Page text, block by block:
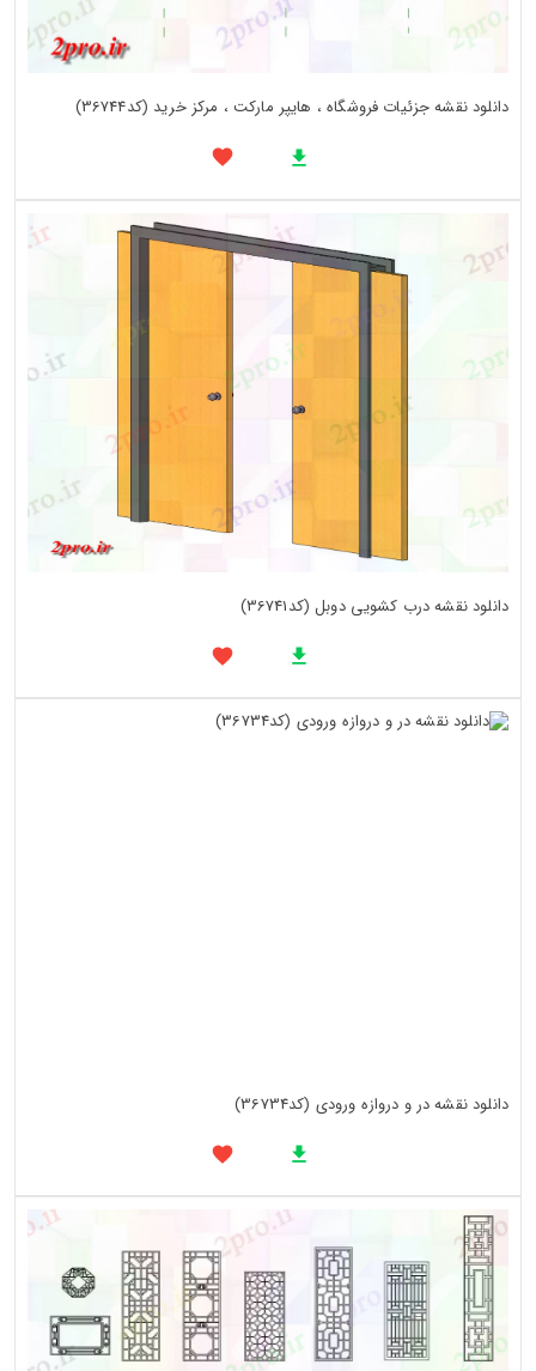
دانلود نقشه جزئیات فروشگاه ، هایپر مارکت ، مرکز خرید (کد36744)
دانلود نقشه درب کشویی دوبل (کد36741)
دانلود نقشه در و دروازه ورودی (کد36734)